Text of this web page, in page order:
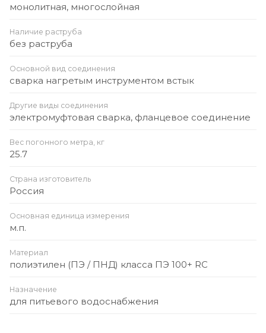
монолитная, многослойная
Наличие раструба
без раструба
Основной вид соединения
сварка нагретым инструментом встык
Другие виды соединения
электромуфтовая сварка, фланцевое соединение
Вес погонного метра, кг
25.7
Страна изготовитель
Россия
Основная единица измерения
м.п.
Материал
полиэтилен (ПЭ / ПНД) класса ПЭ 100+ RC
Назначение
для питьевого водоснабжения